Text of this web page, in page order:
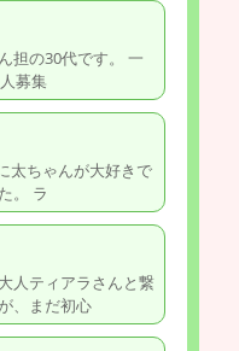
担の30代です。 一
募集
ちゃんが大好きで
。 ラ
人ティアラさんと繋
、まだ初心